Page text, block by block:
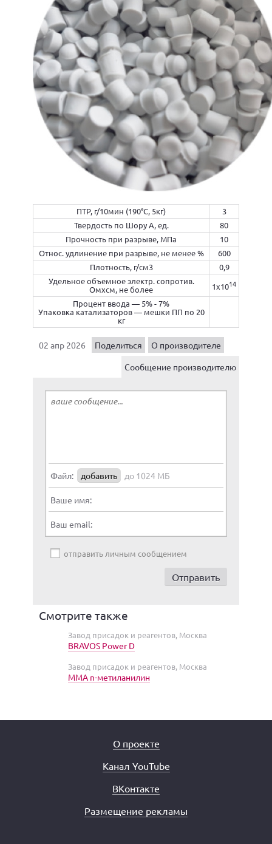
ПТР, г/10мин (190°С, 5кг)
3
Твердость по Шору А, ед.
80
Прочность при разрыве, МПа
10
Относ. удлинение при разрыве, не менее %
600
Плотность, г/см3
0,9
Удельное объемное электр. сопротив.
Омxсм, не более
1x1014
Процент ввода — 5% - 7%
Упаковка катализаторов — мешки ПП по 20
кг
02 апр 2026 Поделиться
О производителе
Сообщение производителю
Файл: добавить до 1024 МБ
Ваше имя:
Ваш email:
отправить личным сообщением
Смотрите также
Завод присадок и реагентов, Москва
BRAVOS Power D
Завод присадок и реагентов, Москва
ММА n-метиланилин
О проекте
Канал YouTube
ВКонтакте
Размещение рекламы